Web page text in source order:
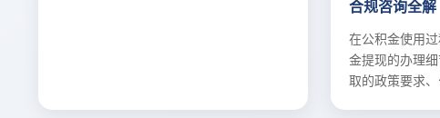
合规咨询全解
在公积金使用
金提现的办理
取的政策要求、